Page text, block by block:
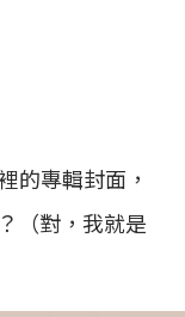
的專輯封面，
（對，我就是